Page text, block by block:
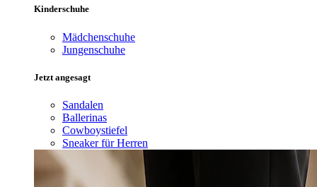
Kinderschuhe
Mädchenschuhe
Jungenschuhe
Jetzt angesagt
Sandalen
Ballerinas
Cowboystiefel
Sneaker für Herren